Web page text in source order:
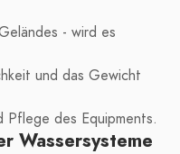
- wird es
und das Gewicht
Pflege des Equipments.
Wassersysteme